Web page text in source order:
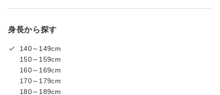
身長から探す
140～149cm
150～159cm
160～169cm
170～179cm
180～189cm